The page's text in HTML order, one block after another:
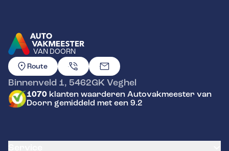
VAN DOORN
GA NAAR DE HOMEPAGINA
Route
Binnenveld 1, 5462GKVeghel
1070 klanten waarderen Autovakmeester van
Doorn gemiddeld met een 9.2